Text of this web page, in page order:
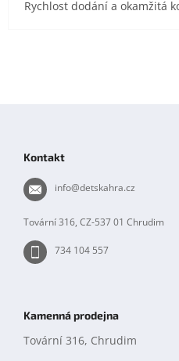
Rychlost dodání a okamžitá
Kontakt
info@detskahra.cz
Tovární 316, CZ-537 01 Chrudim
734 104 557
Kamenná prodejna
Tovární 316, Chrudim